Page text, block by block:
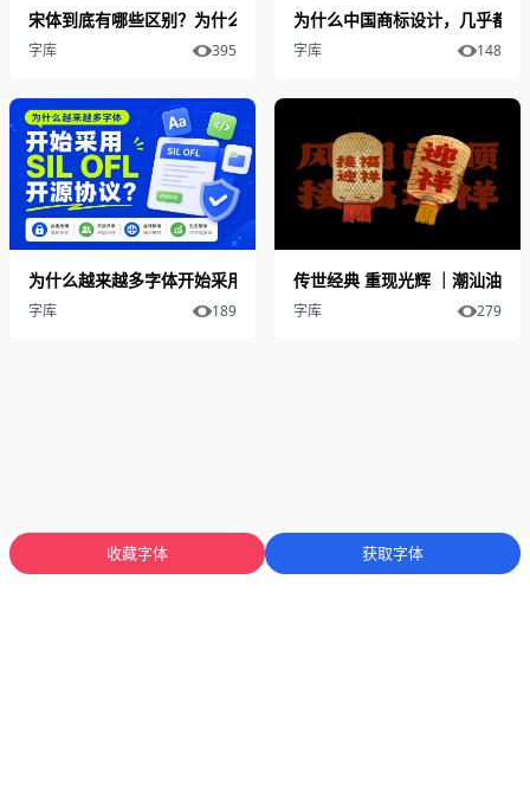
宋体到底有哪些区别？为什么有些高级，有些却显得很“土”
字库 395
为什么中国商标设计，几乎都
字库 148
为什么越来越多字体开始采用 SIL OFL 开源协议？
字库 189
传世经典 重现光辉 ｜潮汕油纸
字库 279
收藏字体 获取字体